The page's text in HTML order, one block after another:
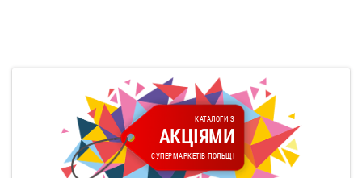
КАТАЛОГИ З
АКЦІЯМИ
СУПЕРМАРКЕТІВ ПОЛЬЩІ